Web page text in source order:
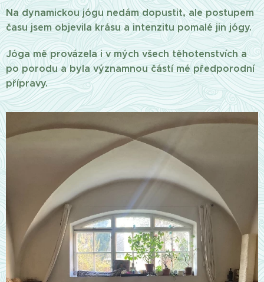
Na dynamickou jógu nedám dopustit, ale postupem
času jsem objevila krásu a intenzitu pomalé jin jógy.
Jóga mě provázela i v mých všech těhotenstvích a
po porodu a byla významnou částí mé předporodní
přípravy.